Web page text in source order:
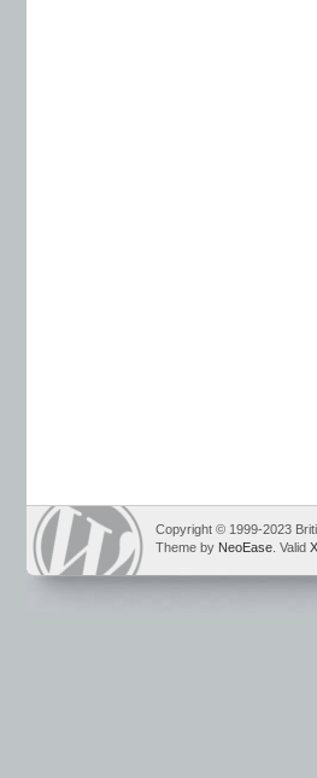
Copyright © 1999-2023
Theme by NeoEase . Valid